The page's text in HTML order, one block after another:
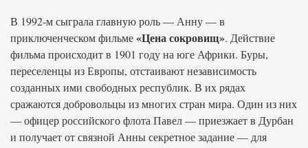
В 1992-м сыграла главную роль — Анну — в
приключенческом фильме«Цена сокровищ». Действие
фильма происходит в 1901 году на юге Африки. Буры,
переселенцы из Европы, отстаивают независимость
созданных ими свободных республик. В их рядах
сражаются добровольцы из многих стран мира. Один из них
— офицер российского флота Павел — приезжает в Дурбан
и получает от связной Анны секретное задание — для